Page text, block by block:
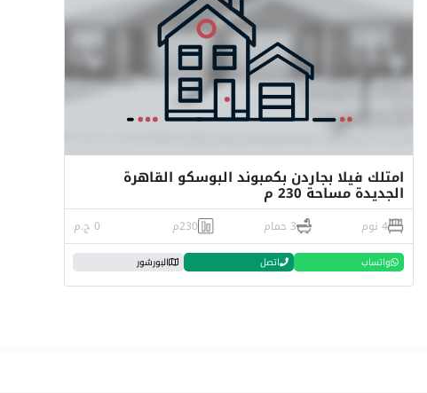
امتلك فيلا بجاردن بكمبوند البوسكو القاهرة
الجديدة مساحة 230 م
4 نوم 3 حمام 230م 0 ج.م
واتساب اتصل البورشور